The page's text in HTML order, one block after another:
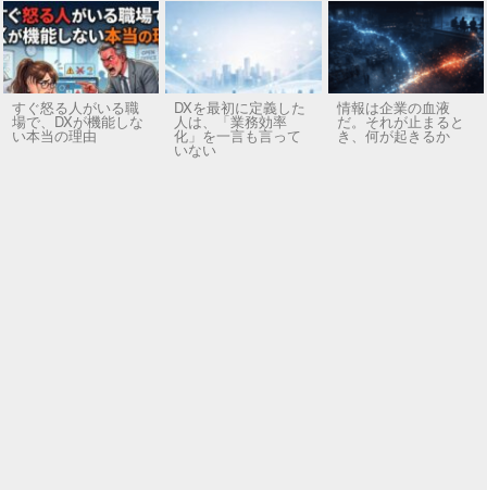
すぐ怒る人がいる職
場で、DXが機能しな
い本当の理由
DXを最初に定義した
人は、「業務効率
化」を一言も言って
いない
情報は企業の血液
だ。それが止まると
き、何が起きるか